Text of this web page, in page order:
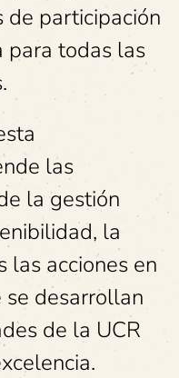
de participación
para todas las
las
la gestión
la
las acciones en
desarrollan
de la UCR